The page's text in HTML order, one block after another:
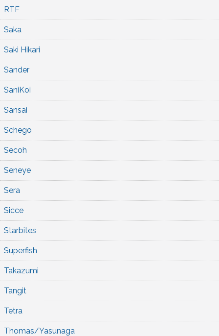
RTF
Saka
Saki Hikari
Sander
SaniKoi
Sansai
Schego
Secoh
Seneye
Sera
Sicce
Starbites
Superfish
Takazumi
Tangit
Tetra
Thomas/Yasunaga